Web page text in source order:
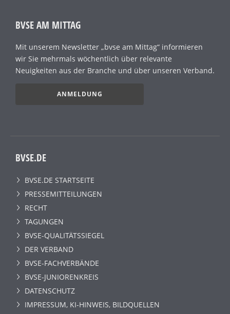
BVSE AM MITTAG
Mit unserem Newsletter „bvse am Mittag“ informieren
wir Sie mehrmals wöchentlich über relevante
Neuigkeiten aus der Branche und über unseren Verband.
ANMELDUNG
BVSE.DE
BVSE.DE STARTSEITE
PRESSEMITTEILUNGEN
RECHT
TAGUNGEN
BVSE-QUALITÄTSSIEGEL
DER VERBAND
BVSE-FACHVERBÄNDE
BVSE-JUNIORENKREIS
DATENSCHUTZ
IMPRESSUM, KI-HINWEIS, BILDQUELLEN